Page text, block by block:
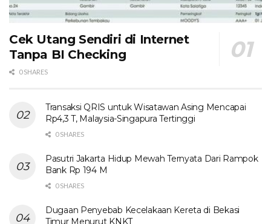
Cek Utang Sendiri di Internet
Tanpa BI Checking
0 SHARES
Transaksi QRIS untuk Wisatawan Asing Mencapai
Rp4,3 T, Malaysia-Singapura Tertinggi
0 SHARES
Pasutri Jakarta Hidup Mewah Ternyata Dari Rampok
Bank Rp 194 M
0 SHARES
Dugaan Penyebab Kecelakaan Kereta di Bekasi
Timur Menurut KNKT